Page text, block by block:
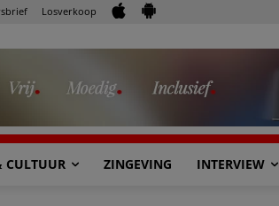
Losverkoop
CULTUUR ZINGEVING INTERVIEW